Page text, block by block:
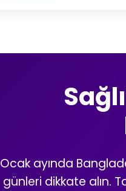
Ocak ayında
günleri dikkate alın.